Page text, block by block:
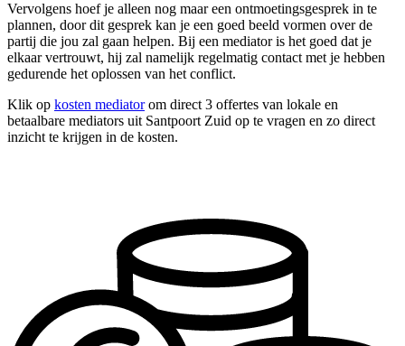
Vervolgens hoef je alleen nog maar een ontmoetingsgesprek in te
plannen, door dit gesprek kan je een goed beeld vormen over de
partij die jou zal gaan helpen. Bij een mediator is het goed dat je
elkaar vertrouwt, hij zal namelijk regelmatig contact met je hebben
gedurende het oplossen van het conflict.
Klik op kosten mediatorom direct 3 offertes van lokale en
betaalbare mediators uit Santpoort Zuid op te vragen en zo direct
inzicht te krijgen in de kosten.